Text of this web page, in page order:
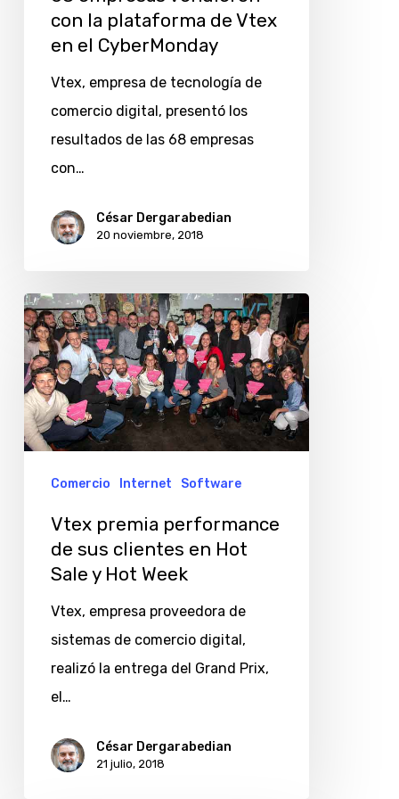
con la plataforma de Vtex
en el CyberMonday
Vtex, empresa de tecnología de
comercio digital, presentó los
resultados de las 68 empresas
con…
César Dergarabedian
20 noviembre, 2018
Vtex
premia
performance
de
sus
clientes
Week
Comercio Internet Software
Vtex premia performance
de sus clientes en Hot
Sale y Hot Week
Vtex, empresa proveedora de
sistemas de comercio digital,
realizó la entrega del Grand Prix,
el…
César Dergarabedian
21 julio, 2018